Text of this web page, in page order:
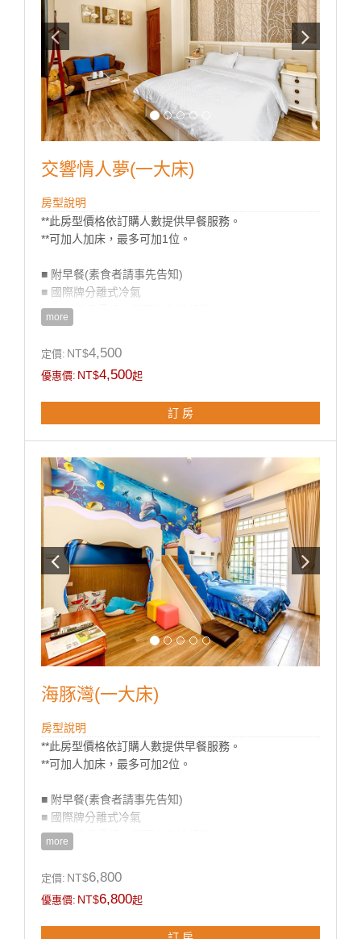
交響情人夢(一大床)
房型說明
**此房型價格依訂購人數提供早餐服務。
**可加人加床，最多可加1位。
■ 附早餐(素食者請事先告知)
■ 國際牌分離式冷氣
■ 50吋液晶電視、第四台有線頻道
■ 獨立筒床墊、高級羽絨被、乳膠枕
■ 乾溼分離衛浴設備、浴缸
■ 盥洗用品
■ 茶包、咖啡包、礦泉水
■ 無線WIFI上網
more
定價: NT$4,500
優惠價: NT$4,500起
訂 房
海豚灣(一大床)
房型說明
**此房型價格依訂購人數提供早餐服務。
**可加人加床，最多可加2位。
■ 附早餐(素食者請事先告知)
■ 國際牌分離式冷氣
■ 50吋液晶電視、第四台有線頻道
■ 獨立筒床墊、高級羽絨被、乳膠枕
■ 乾溼分離衛浴設備
■ 茶包、咖啡包、礦泉水
■ 無線WIFI上網
more
定價: NT$6,800
優惠價: NT$6,800起